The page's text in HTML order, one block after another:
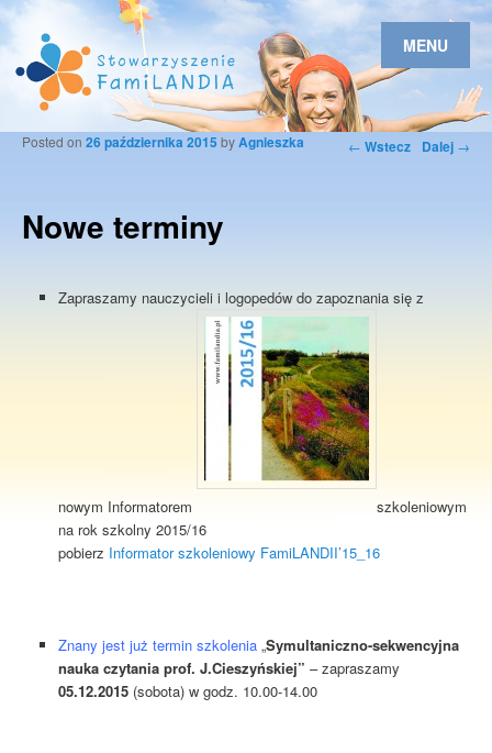
MENU
Nawigacja po
← Wstecz Dalej →
Nowe terminy
Posted on 26 października 2015 byAgnieszka
Zapraszamy nauczycieli i logopedów do zapoznania się z
nowym Informatorem
szkoleniowym
na rok szkolny 2015/16
pobierz Informator szkoleniowy FamiLANDII’15_16
Znany jest już termin szkolenia„Symultaniczno-sekwencyjna
nauka czytania prof. J.Cieszyńskiej” – zapraszamy
05.12.2015(sobota) w godz. 10.00-14.00